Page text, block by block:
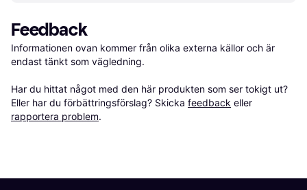
Feedback
Informationen ovan kommer från olika externa källor och är
endast tänkt som vägledning.
Har du hittat något med den här produkten som ser tokigt ut?
Eller har du förbättringsförslag? Skicka feedback eller
rapportera problem.